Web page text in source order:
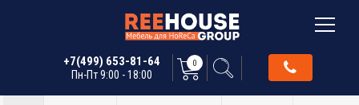
+7(499) 653-81-64
Пн-Пт 9:00 - 18:00
0